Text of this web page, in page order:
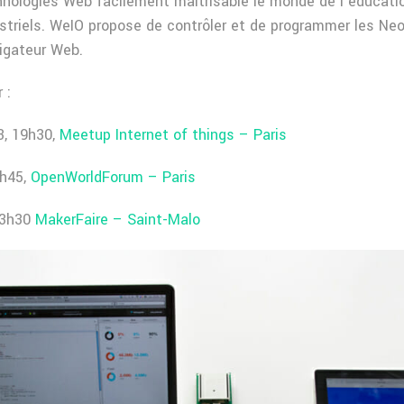
WeIO propose de contrôler et de programmer les
Web.
:
19h30, Meetup Internet of things – Paris
OpenWorldForum – Paris
MakerFaire – Saint-Malo